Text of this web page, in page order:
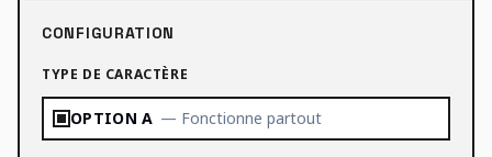
CONFIGURATION
TYPE DE CARACTÈRE
OPTION A — Fonctionne partout